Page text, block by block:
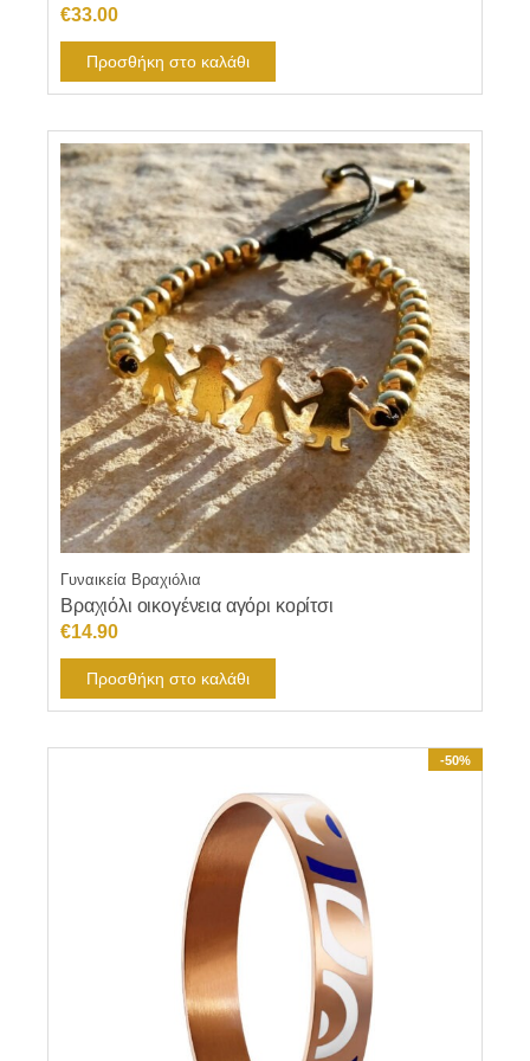
€33.00
Προσθήκη στο καλάθι
Γυναικεία Βραχιόλια
Βραχιόλι οικογένεια αγόρι κορίτσι
€14.90
Προσθήκη στο καλάθι
-50%